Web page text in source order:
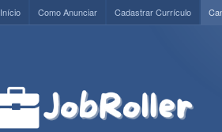
Início Como Anunciar Cadastrar Currículo